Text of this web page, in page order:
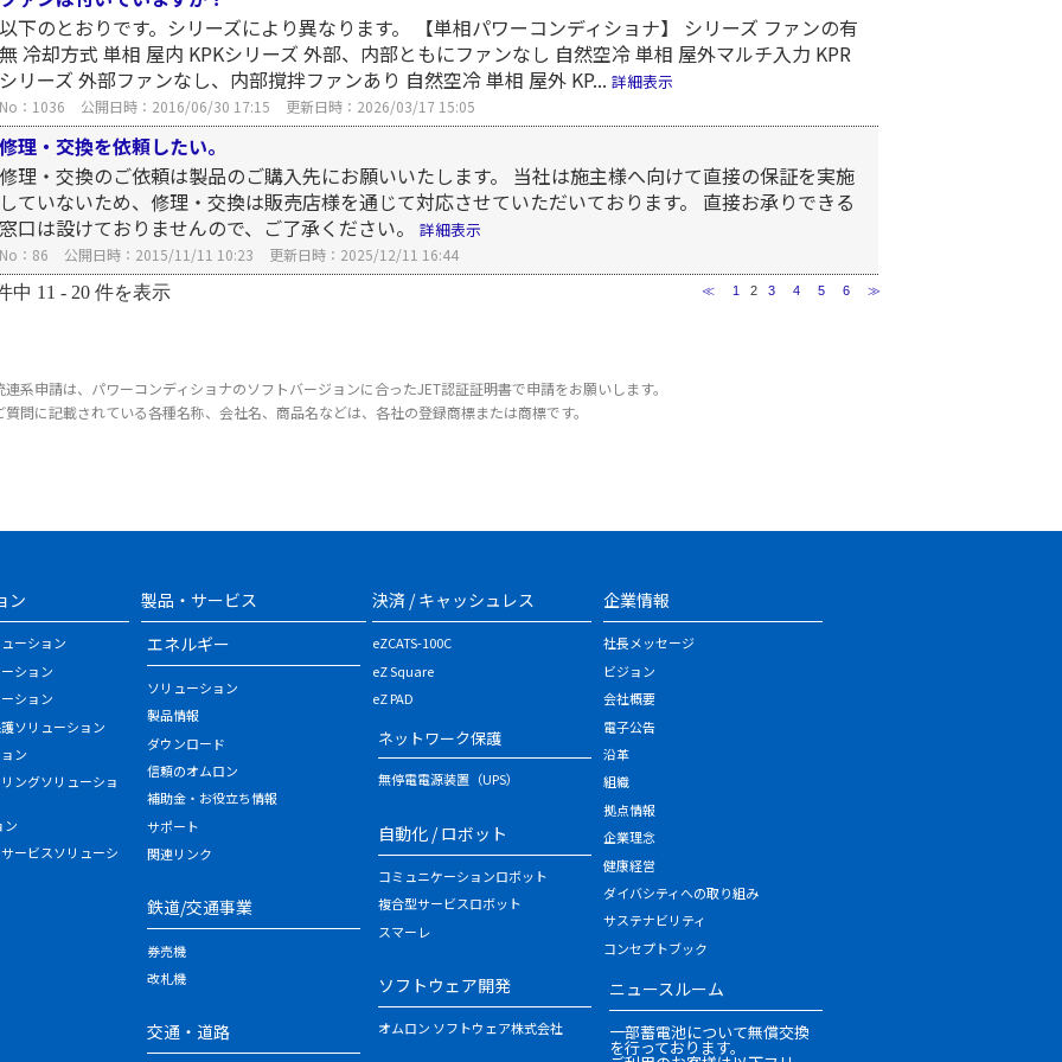
以下のとおりです。シリーズにより異なります。 【単相パワーコンディショナ】 シリーズ ファンの有
無 冷却方式 単相 屋内 KPKシリーズ 外部、内部ともにファンなし 自然空冷 単相 屋外マルチ入力 KPR
シリーズ 外部ファンなし、内部撹拌ファンあり 自然空冷 単相 屋外 KP... 詳細表示
No：1036 公開日時：2016/06/30 17:15 更新日時：2026/03/17 15:05
修理・交換を依頼したい。
修理・交換のご依頼は製品のご購入先にお願いいたします。 当社は施主様へ向けて直接の保証を実施
していないため、修理・交換は販売店様を通じて対応させていただいております。 直接お承りできる
窓口は設けておりませんので、ご了承ください。
詳細表示
No：86 公開日時：2015/11/11 10:23
更新日時：2025/12/11 16:44
中 11 - 20 件を表示
≪ 1 2 3 4 5 6 ≫
系申請は、パワーコンディショナのソフトバージョンに合ったJET認証証明書で申請をお願いします。
問に記載されている各種名称、会社名、商品名などは、各社の登録商標または商標です。
ン
ーション
ション
ション
ソリューション
ン
ングソリューショ
ン
ービスソリューシ
製品・サービス
エネルギー
ソリューション
製品情報
ダウンロード
信頼のオムロン
補助金・お役立ち情報
サポート
関連リンク
鉄道/交通事業
券売機
改札機
交通・道路
決済 / キャッシュレス
eZCATS-100C
eZ Square
eZ PAD
ネットワーク保護
無停電電源装置（UPS）
自動化 / ロボット
コミュニケーションロボット
複合型サービスロボット
スマーレ
ソフトウェア開発
オムロン ソフトウェア株式会社
企業情報
社長メッセージ
ビジョン
会社概要
電子公告
沿革
組織
拠点情報
企業理念
健康経営
ダイバシティへの取り組み
サステナビリティ
コンセプトブック
ニュースルーム
一部蓄電池について無償交換
を行っております。